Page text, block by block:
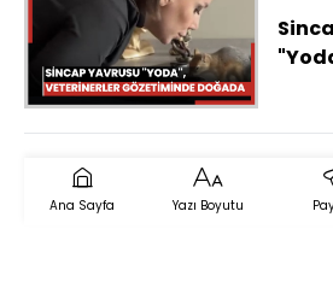
Ana Sayfa Yazı Boyutu